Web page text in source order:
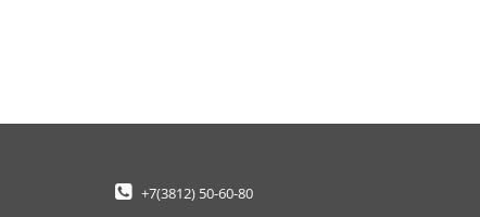
+7(3812)50-60-80